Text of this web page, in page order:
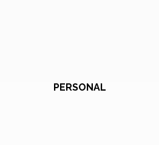
PERSONAL